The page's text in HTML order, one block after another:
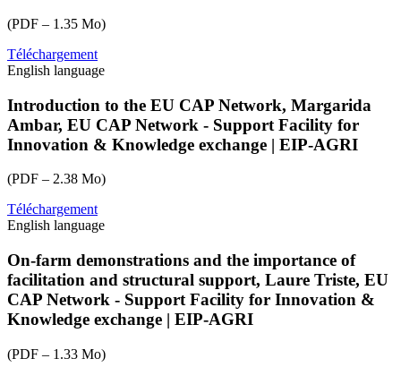
noemi.pdf
(PDF – 1.35 Mo)
Téléchargement
cap-
sem-
onfarmdemos-
horizon-
europe-
frizon-
English language
Introduction to the EU CAP Network, Margarida
Ambar, EU CAP Network - Support Facility for
Innovation & Knowledge exchange | EIP-AGRI
(PDF – 2.38 Mo)
Téléchargement
cap-
sem-
onfarmdemos-
introduction-
to-
eu-
network-
English language
On-farm demonstrations and the importance of
facilitation and structural support, Laure Triste, EU
CAP Network - Support Facility for Innovation &
Knowledge exchange | EIP-AGRI
(PDF – 1.33 Mo)